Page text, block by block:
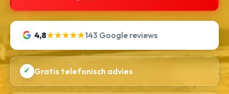
4,8★★★★★143 Google reviews
✓ Gratis telefonisch advies